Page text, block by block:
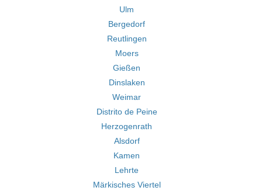
Ulm
Bergedorf
Reutlingen
Moers
Gießen
Dinslaken
Weimar
Distrito de Peine
Herzogenrath
Alsdorf
Kamen
Lehrte
Märkisches Viertel